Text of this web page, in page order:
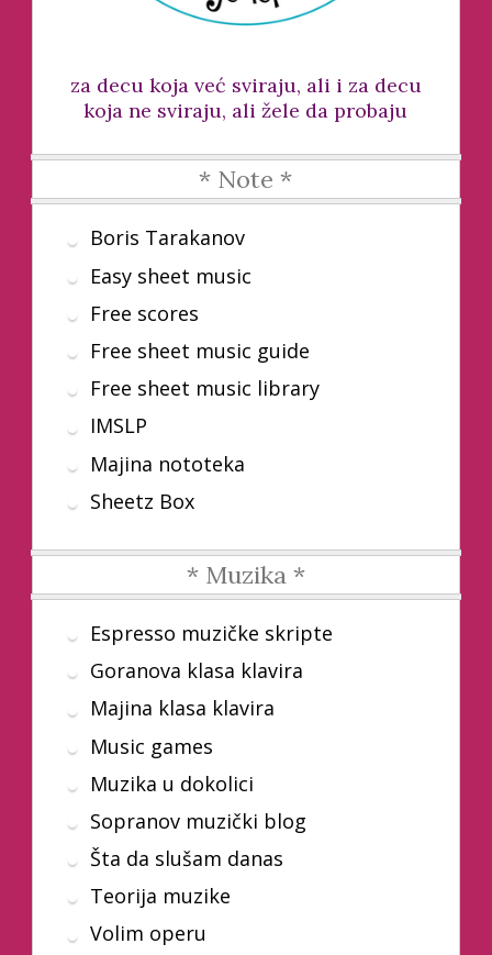
za decu koja već sviraju, ali i za decu
koja ne sviraju, ali žele da probaju
* Note *
Boris Tarakanov
Easy sheet music
Free scores
Free sheet music guide
Free sheet music library
IMSLP
Majina nototeka
Sheetz Box
* Muzika *
Espresso muzičke skripte
Goranova klasa klavira
Majina klasa klavira
Music games
Muzika u dokolici
Sopranov muzički blog
Šta da slušam danas
Teorija muzike
Volim operu